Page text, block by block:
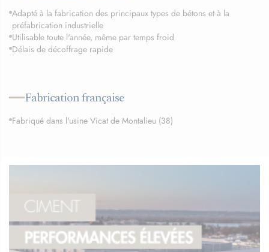
Adapté à la fabrication des principaux types de bétons et à la
préfabrication industrielle
Utilisable toute l'année, même par temps froid
Délais de décoffrage rapide
Fabrication française
Fabriqué dans l'usine Vicat de Montalieu (38)